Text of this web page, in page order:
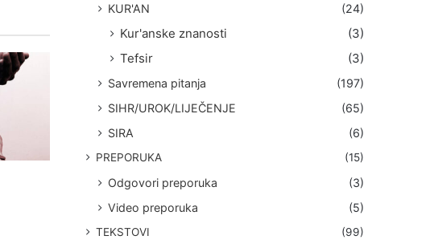
KUR'AN (24)
Kur'anske znanosti
(3)
Tefsir
(3)
Savremena pitanja
(197)
SIHR/UROK/LIJEČENJE
(65)
SIRA
(6)
PREPORUKA (15)
Odgovori preporuka
(3)
Video preporuka
(5)
TEKSTOVI
(99)